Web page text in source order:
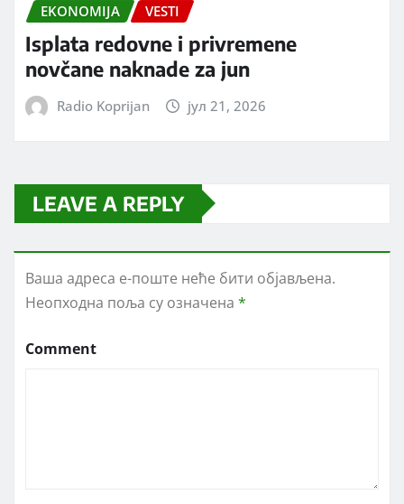
EKONOMIJA VESTI
Isplata redovne i privremene
novčane naknade za jun
Radio Koprijan јул 21, 2026
LEAVE A REPLY
Ваша адреса е-поште неће бити објављена.
Неопходна поља су означена *
Comment